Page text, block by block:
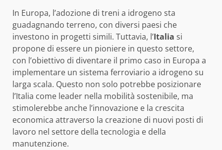
In Europa, l’adozione di treni a idrogeno sta
guadagnando terreno, con diversi paesi che
investono in progetti simili. Tuttavia, l’Italia si
propone di essere un pioniere in questo settore,
con l’obiettivo di diventare il primo caso in Europa a
implementare un sistema ferroviario a idrogeno su
larga scala. Questo non solo potrebbe posizionare
l’Italia come leader nella mobilità sostenibile, ma
stimolerebbe anche l’innovazione e la crescita
economica attraverso la creazione di nuovi posti di
lavoro nel settore della tecnologia e della
manutenzione.